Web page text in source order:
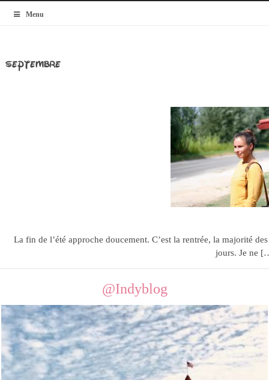
Menu
MyBlogMode
septembre
La fin de l’été approche doucement. C’est la rentrée, la majorité
jours. Je ne
@Indyblog